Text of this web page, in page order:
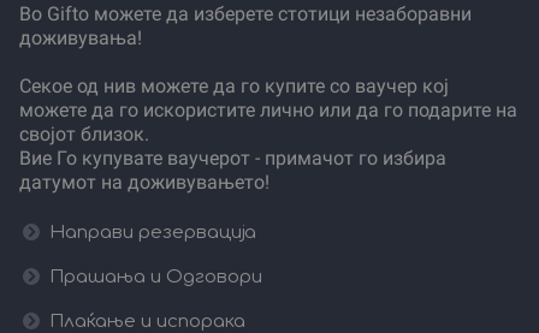
Во Gifto можете да изберете стотици незаборавни
доживувања!
Секое од нив можете да го купите со ваучер кој
можете да го искористите лично или да го подарите на
својот близок.
Вие Го купувате ваучерот - примачот го избира
датумот на доживувањето!
Направи резервација
Прашања и Одговори
Плаќање и испорака